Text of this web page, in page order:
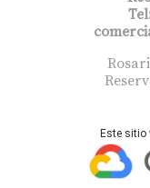
Este sitio